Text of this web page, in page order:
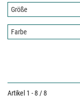
filtern:
Größe:
Größe
Farbe:
Farbe
Artikel 1 - 8 / 8